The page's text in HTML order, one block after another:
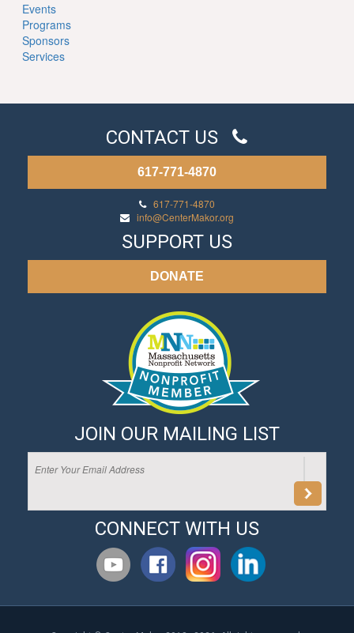
Events
Programs
Sponsors
Services
CONTACT US
617-771-4870
617-771-4870
info@CenterMakor.org
SUPPORT US
DONATE
JOIN OUR MAILING LIST
CONNECT WITH US